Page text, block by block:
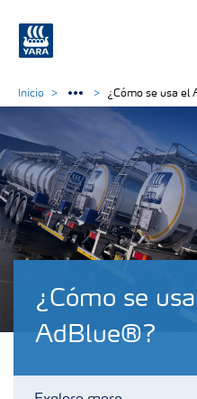
¿Cómo se
AdBlue®?
Inicio ¿Cómo se usa el